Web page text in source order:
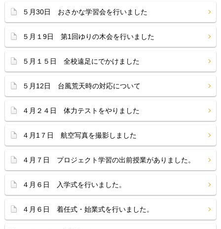
５月30日 おさかな学習会を行いました
５月１9日 第1回ゆりの木会を行いました
５月１５日 全校遠足にでかけました
５月12日 台風荒天時の対応について
４月２４日 体力テストをやりました
４月1７日 航空写真を撮影しました
４月７日 プロジェクト学習の出前授業がありました。
４月６日 入学式を行いました。
４月６日 着任式・始業式を行いました。